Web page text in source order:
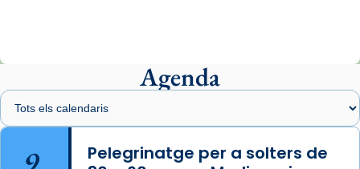
presidit aquest 27 de juliol la missa de Les
Santes de Mataró.
🔗
📸 J. Merino
Agenda
Pelegrinatge per a solters de